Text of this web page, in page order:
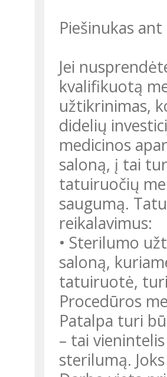
Piešinukas
Jei
kvalifikuotą
užtikrinimas,
didelių
medicinos
saloną, į tai
tatuiruočių
saugumą.
reikalavimus:
• Sterilumo
saloną,
tatuiruotė,
Procedūros
Patalpa turi
– tai
sterilumą.